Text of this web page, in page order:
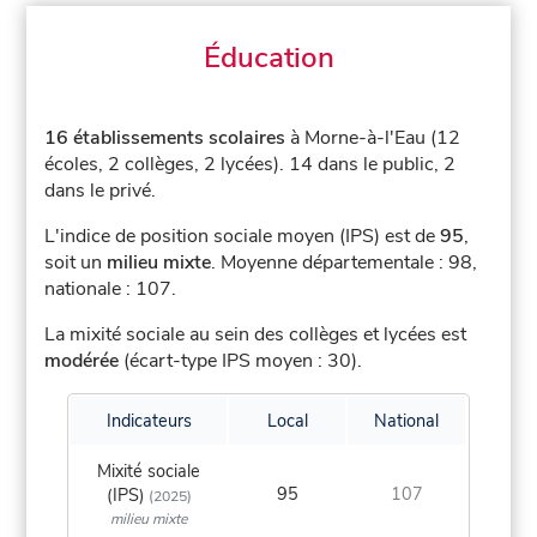
Éducation
16 établissements scolaires à Morne-à-l'Eau (12
écoles, 2 collèges, 2 lycées). 14 dans le public, 2
dans le privé.
L'indice de position sociale moyen (IPS) est de95,
soit un milieu mixte. Moyenne départementale : 98,
nationale : 107.
La mixité sociale au sein des collèges et lycées est
modérée (écart-type IPS moyen : 30).
Indicateurs Local National
Mixité sociale
(IPS) (2025)
milieu mixte
95 107